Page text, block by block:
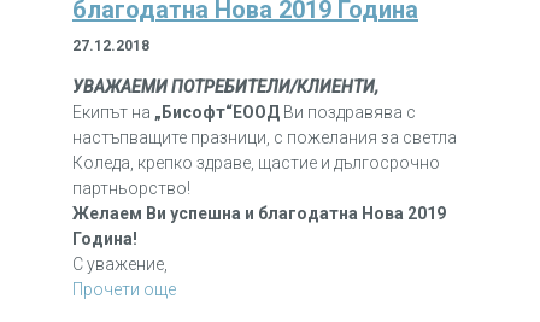
благодатна Нова 2019 Година
27.12.2018
УВАЖАЕМИ ПОТРЕБИТЕЛИ/КЛИЕНТИ,
Екипът на „Бисофт“ЕООД Ви поздравява с
настъпващите празници, с пожелания за светла
Коледа, крепко здраве, щастие и дългосрочно
партньорство!
Желаем Ви успешна и благодатна Нова 2019
Година!
С уважение,
Прочети още